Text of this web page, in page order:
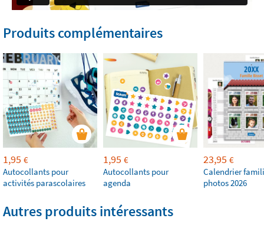
Produits complémentaires
1,95 €
Autocollants pour
activités parascolaires
1,95 €
Autocollants pour
agenda
23,95 €
Calendrier
photos 2026
Autres produits intéressants